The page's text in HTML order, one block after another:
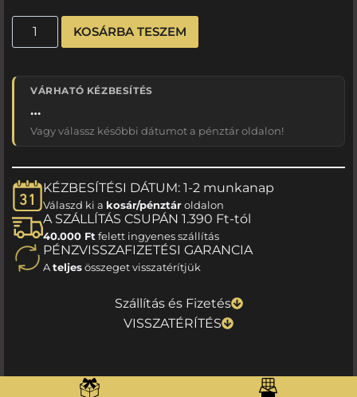
KOSÁRBA TESZEM
VÁRHATÓ KÉZBESÍTÉS
…
Vagy válassz későbbi dátumot a pénztár oldalon!
KÉZBESÍTÉSI DÁTUM: 1-2 munkanap
Válaszd ki a kosár/pénztároldalon
A SZÁLLÍTÁS CSUPÁN 1.390 Ft-tól
40.000 Ftfelett ingyenes szállítás
PÉNZVISSZAFIZETÉSI GARANCIA
Ateljesösszeget visszatérítjük
Szállítás és Fizetés
VISSZATÉRÍTÉS